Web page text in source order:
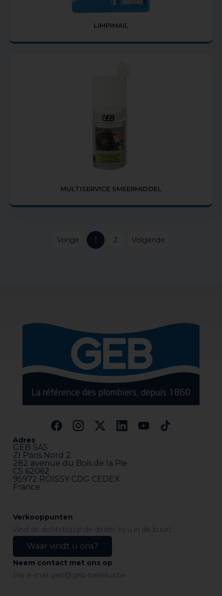
LIMPIMAIL
MULTISERVICE SMEERMIDDEL
Vorige 1 2 Volgende
Adres
GEB SAS
ZI Paris Nord 2
282 avenue du Bois de la Pie
CS 62062
95972 ROISSY CDG CEDEX
France
Verkooppunten
Vind de dichtstbijzijnde dealer bij u in de buurt.
Waar vindt u ons?
Neem contact met ons op
Per e-mail geb@geb-benelux.be